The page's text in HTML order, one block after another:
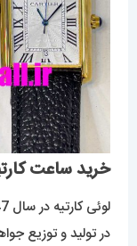
خرید ساعت
در تولید و توزیع